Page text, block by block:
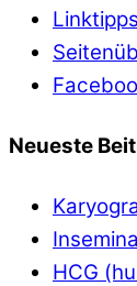
Linktipps
Neueste
HCG